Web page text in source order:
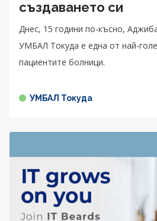
създаването си
Днес, 15 години по-късно,
УМБАЛ Токуда е една от най-
пациентите болници.
УМБАЛ Токуда